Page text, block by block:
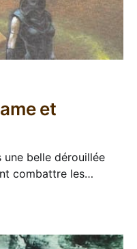
et
belle dérouillée
combattre les